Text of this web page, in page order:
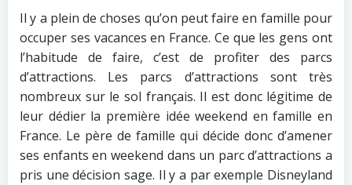
Il y a plein de choses qu’on peut faire en famille pour
occuper ses vacances en France. Ce que les gens ont
l’habitude de faire, c’est de profiter des parcs
d’attractions. Les parcs d’attractions sont très
nombreux sur le sol français. Il est donc légitime de
leur dédier la première idée weekend en famille en
France. Le père de famille qui décide donc d’amener
ses enfants en weekend dans un parc d’attractions a
pris une décision sage. Il y a par exemple Disneyland